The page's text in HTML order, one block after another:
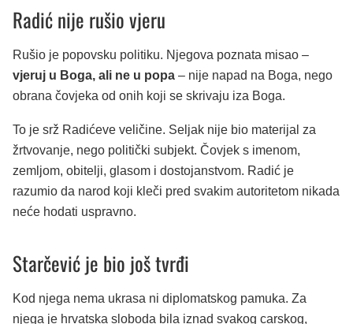
Radić nije rušio vjeru
Rušio je popovsku politiku. Njegova poznata misao –
vjeruj u Boga, ali ne u popa – nije napad na Boga, nego
obrana čovjeka od onih koji se skrivaju iza Boga.
To je srž Radićeve veličine. Seljak nije bio materijal za
žrtvovanje, nego politički subjekt. Čovjek s imenom,
zemljom, obitelji, glasom i dostojanstvom. Radić je
razumio da narod koji kleči pred svakim autoritetom nikada
neće hodati uspravno.
Starčević je bio još tvrđi
Kod njega nema ukrasa ni diplomatskog pamuka. Za
njega je hrvatska sloboda bila iznad svakog carskog,